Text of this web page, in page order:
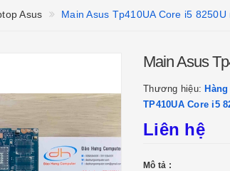
Asus Main Asus Tp410UA Core i5 8250U
Main Asus
Thương hiệu:
TP410UA Core i5
Liên hệ
Mô tả :